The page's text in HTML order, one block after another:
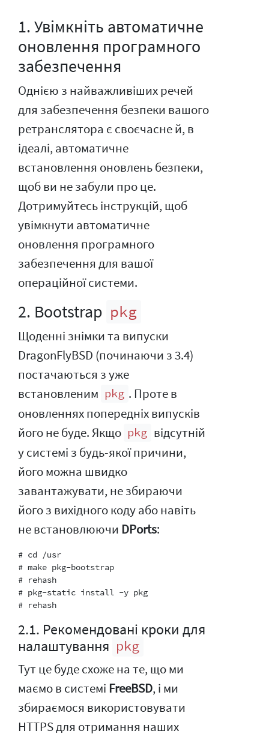
1. Увімкніть автоматичне
оновлення програмного
забезпечення
Однією з найважливіших речей
для забезпечення безпеки вашого
ретранслятора є своєчасне й, в
ідеалі, автоматичне
встановлення оновлень безпеки,
щоб ви не забули про це.
Дотримуйтесь інструкцій, щоб
увімкнути автоматичне
оновлення програмного
забезпечення для вашої
операційної системи.
2. Bootstrap pkg
Щоденні знімки та випуски
DragonFlyBSD (починаючи з 3.4)
постачаються з уже
встановленим pkg . Проте в
оновленнях попередніх випусків
його не буде. Якщо pkg відсутній
у системі з будь-якої причини,
його можна швидко
завантажувати, не збираючи
його з вихідного коду або навіть
не встановлюючи DPorts:
# cd /usr
# make pkg-bootstrap
# rehash
# pkg-static install -y pkg
2.1. Рекомендовані кроки для
налаштування pkg
Тут це буде схоже на те, що ми
маємо в системі FreeBSD, і ми
збираємося використовувати
HTTPS для отримання наших